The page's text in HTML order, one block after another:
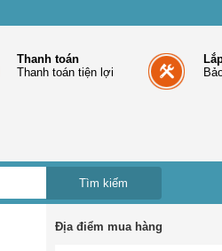
Thanh toán
Thanh toán tiện lợi
Địa điểm mua hàng